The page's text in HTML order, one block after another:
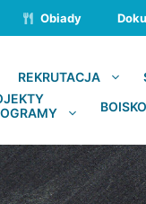
Obiady
REKRUTACJA